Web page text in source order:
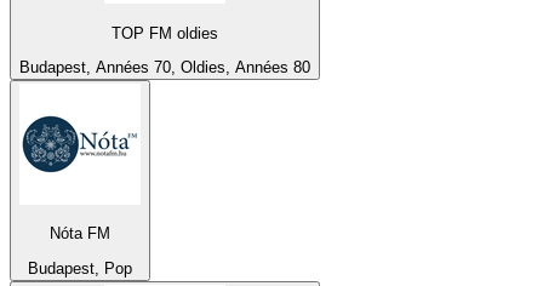
TOP FM oldies
Budapest, Années 70, Oldies, Années 80
Nóta FM
Budapest, Pop